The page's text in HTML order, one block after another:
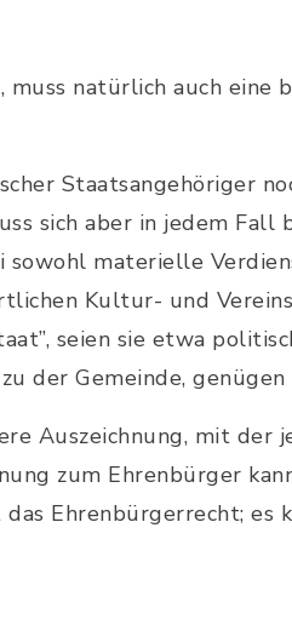
natürlich auch eine
Staatsangehöriger
sich aber in jedem Fall
materielle
Kultur- und
seien sie etwa
der Gemeinde,
Auszeichnung, mit der
zum Ehrenbürger
Ehrenbürgerrecht; es